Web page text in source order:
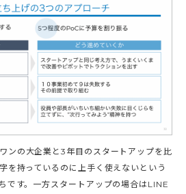
ンの大企業と3年目のスタートアップを比
を持っているのに上手く使えないという
です。一方スタートアップの場合はLINE